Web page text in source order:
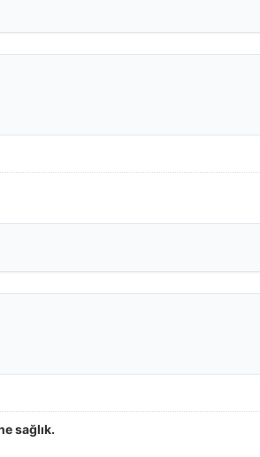
sağlık.